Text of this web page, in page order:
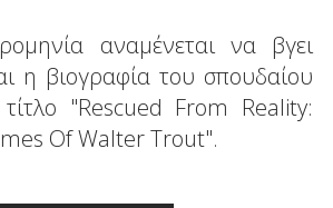
αναμένεται να βγει
η βιογραφία του σπουδαίου
τίτλο "Rescued From Reality:
Of Walter Trout".